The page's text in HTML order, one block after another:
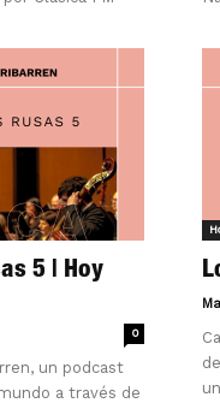
5 | Hoy
0
un podcast
a través de